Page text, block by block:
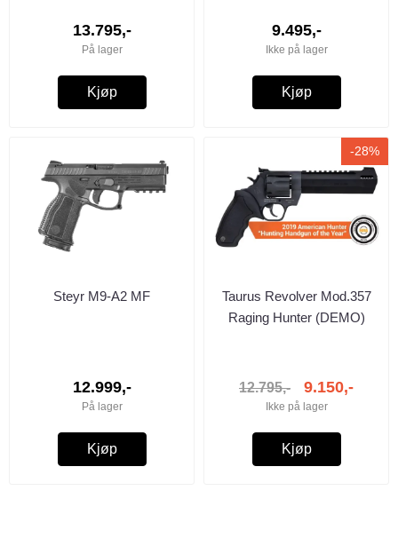
13.795,-
På lager
Kjøp
9.495,-
Ikke på lager
Kjøp
Steyr M9-A2 MF
12.999,-
På lager
Kjøp
-28%
Taurus Revolver Mod.357
Raging Hunter (DEMO)
12.795,- 9.150,-
Ikke på lager
Kjøp